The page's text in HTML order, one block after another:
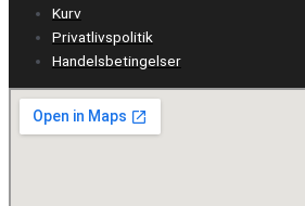
Kurv
Privatlivspolitik
Handelsbetingelser